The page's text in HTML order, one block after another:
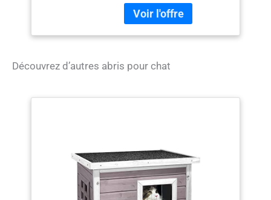
élégante pour l'intérieur et
durable pour l'extérieur ;
animaux un endroit sûr et
Construction durable pour
Vous pouvez le transformer
en un lit superposé
d'intérieur ; ajouter une
petite literie confortable à
Découvrez d’autres abris pour chat